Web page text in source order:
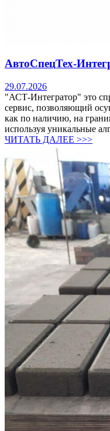
АвтоСпецТех-
29.07.2026
"АСТ-Интегратор" это
сервис, позволяющий
как по наличию, на
используя уникальные
ЧИТАТЬ ДАЛЕЕ >>>